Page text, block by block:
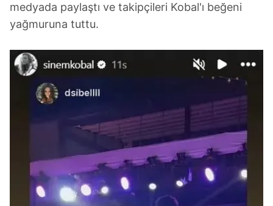
medyada paylaştı ve takipçileri Kobal'ı beğeni
yağmuruna tuttu.